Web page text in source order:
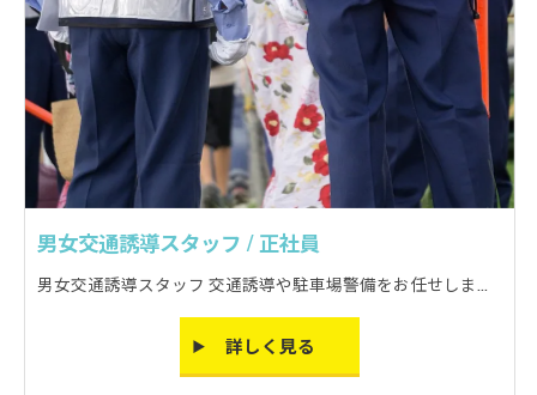
男女交通誘導スタッフ / 正社員
男女交通誘導スタッフ 交通誘導や駐車場警備をお任せします。 車の誘導が中心のお仕事です!
詳しく見る